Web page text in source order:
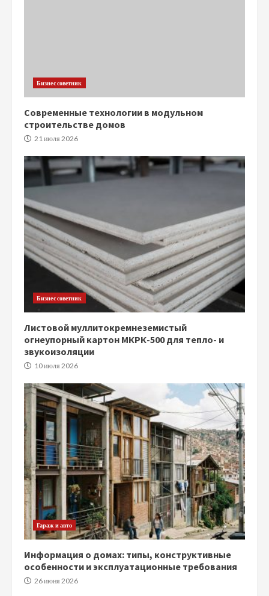
Бизнес советник
Современные технологии в модульном
строительстве домов
21 июля 2026
Бизнес советник
Листовой муллитокремнеземистый
огнеупорный картон МКРК-500 для тепло- и
звукоизоляции
10 июля 2026
Гараж и авто
Информация о домах: типы, конструктивные
особенности и эксплуатационные требования
26 июня 2026